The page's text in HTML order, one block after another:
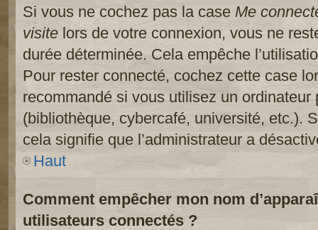
Si vous ne cochez pas la case Me
visite lors de votre connexion, vous ne
durée déterminée. Cela empêche
Pour rester connecté, cochez cette case
recommandé si vous utilisez un
(bibliothèque, cybercafé, université, etc.).
cela signifie que l’administrateur a
Haut
Comment empêcher mon nom
utilisateurs connectés ?